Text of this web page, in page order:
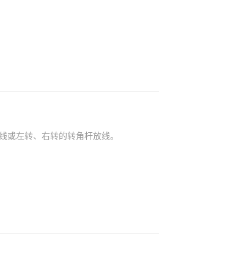
或左转、右转的转角杆放线。